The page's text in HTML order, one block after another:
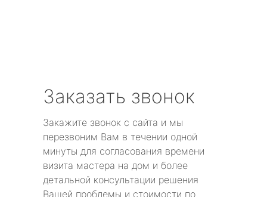
Заказать звонок
Закажите звонок с сайта и мы
перезвоним Вам в течении одной
минуты для согласования времени
визита мастера на дом и более
детальной консультации решения
Вашей проблемы и стоимости по